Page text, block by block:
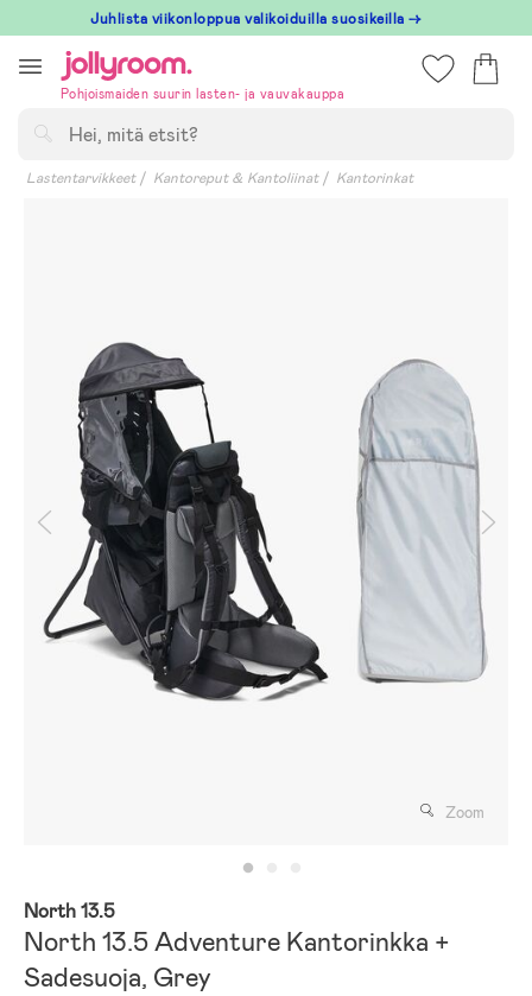
till
innehållet
Juhlista viikonloppua valikoiduilla suosikeilla →
Pohjoismaiden suurin lasten- ja vauvakauppa
Lastentarvikkeet Kantoreput & Kantoliinat Kantorinkat
Zoom
North 13.5
North 13.5 Adventure Kantorinkka +
Sadesuoja, Grey